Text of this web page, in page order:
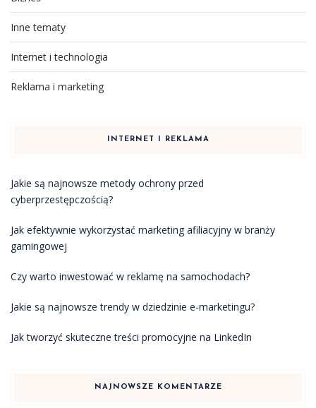
Inne tematy
Internet i technologia
Reklama i marketing
INTERNET I REKLAMA
Jakie są najnowsze metody ochrony przed
cyberprzestępczością?
Jak efektywnie wykorzystać marketing afiliacyjny w branży
gamingowej
Czy warto inwestować w reklamę na samochodach?
Jakie są najnowsze trendy w dziedzinie e-marketingu?
Jak tworzyć skuteczne treści promocyjne na LinkedIn
NAJNOWSZE KOMENTARZE